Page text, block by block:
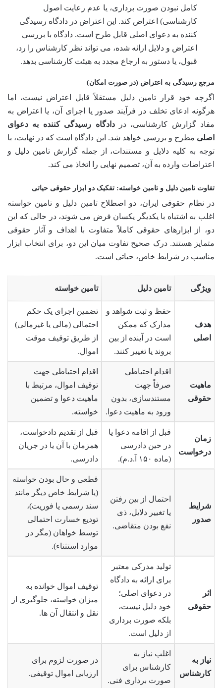
کامل نبودن صورت برداری، یا عدم رعایت اصول
کارشناسی) اعتراض کند. این اعتراض در دادگاه رسیدگی
کننده به دعوای اصلی قابل طرح است. دادگاه با بررسی
اعتراض و دلایل ارائه شده، می تواند نظر کارشناس را رد،
قبول، یا دستور به ارجاع مجدد به هیئت کارشناسی بدهد.
مرجع رسیدگی به اعتراض (در صورت امکان)
اگرچه خود قرار تامین دلیل مستقلاً قابل اعتراض نیست، اما
هرگونه ادعای تخلف در فرآیند صدور یا اجرای آن، یا اعتراض به
مفاد گزارش کارشناسی، دردادگاه رسیدگی کننده به دعوای
اصلی مطرح و بررسی خواهد شد. این دادگاه است که در نهایت، با
توجه به کلیه دلایل و مستندات، از جمله گزارش تامین دلیل و
اعتراضات وارده به آن، تصمیم نهایی را اتخاذ می کند.
تفاوت تامین دلیل و تامین خواسته: تفکیک دو ابزار حقوقی حیاتی
در نظام حقوقی ایران، دو اصطلاح تامین دلیل و تامین خواسته
اغلب به اشتباه با یکدیگر یکسان فرض می شوند، در حالی که این
دو، از ابزارهای حقوقی کاملاً متفاوت با اهداف و آثار حقوقی
متمایز هستند. درک صحیح تفاوت میان این دو، برای انتخاب ابزار
مناسب در شرایط خاص، حیاتی است.
ویژگی تامین دلیل تامین خواسته
هدف
اصلی
حفظ و ثبت شواهد و
مدارک که ممکن
است در آینده از بین
بروند یا تغییر کنند.
تضمین اجرای یک حکم
احتمالی (مالی یا غیرمالی)
از طریق توقیف موقت
اموال.
ماهیت
حقوقی
اقدام احتیاطی
صرفاً جهت
مستندسازی، بدون
ورود به ماهیت دعوا.
اقدام احتیاطی جهت
توقیف اموال، مرتبط با
ماهیت دعوا و تضمین
خواسته.
زمان
درخواست
قبل از اقامه دعوا یا
در حین دادرسی
(ماده ۱۵۰ آ.د.م).
قبل از تقدیم دادخواست،
همزمان با آن یا در جریان
دادرسی.
شرایط
صدور
احتمال از بین رفتن
یا تغییر دلایل، ذی
نفع بودن متقاضی.
قطعی و حال بودن خواسته
(یا شرایط خاص دیگر مانند
سند رسمی یا فوریت)،
تودیع خسارت احتمالی
توسط خواهان (مگر در
موارد استثناء).
اثر
حقوقی
تولید مدرکی معتبر
برای ارائه به دادگاه
در دعوای اصلی؛
خود دلیل نیست،
بلکه صورت برداری
از دلیل است.
توقیف اموال خوانده به
میزان خواسته، جلوگیری از
نقل و انتقال آن ها.
نیاز به
کارشناس
اغلب نیاز به
کارشناس برای
صورت برداری فنی.
در صورت لزوم برای
ارزیابی اموال توقیفی.